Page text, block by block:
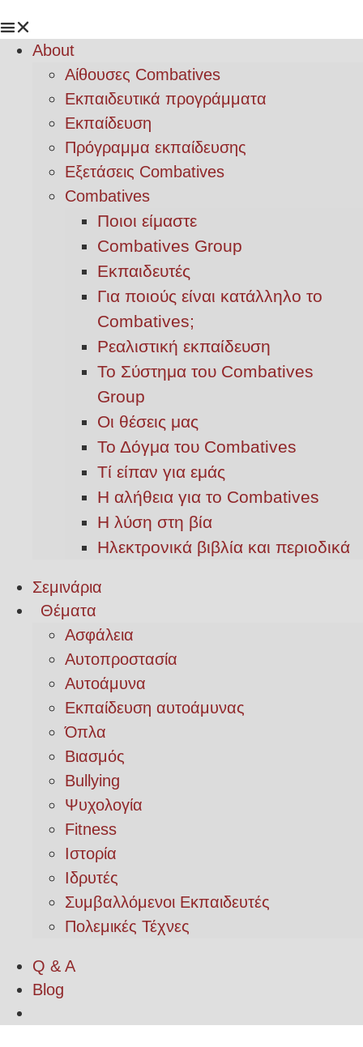
About
Αίθουσες Combatives
Εκπαιδευτικά προγράμματα
Εκπαίδευση
Πρόγραμμα εκπαίδευσης
Εξετάσεις Combatives
Combatives
Ποιοι είμαστε
Combatives Group
Εκπαιδευτές
Για ποιούς είναι κατάλληλο το
Combatives;
Ρεαλιστική εκπαίδευση
Το Σύστημα του Combatives
Group
Οι θέσεις μας
Το Δόγμα του Combatives
Τί είπαν για εμάς
Η αλήθεια για το Combatives
Η λύση στη βία
Ηλεκτρονικά βιβλία και περιοδικά
Σεμινάρια
Θέματα
Ασφάλεια
Αυτοπροστασία
Αυτοάμυνα
Εκπαίδευση αυτοάμυνας
Όπλα
Βιασμός
Bullying
Ψυχολογία
Fitness
Ιστορία
Ιδρυτές
Συμβαλλόμενοι Εκπαιδευτές
Πολεμικές Τέχνες
Q & A
Blog